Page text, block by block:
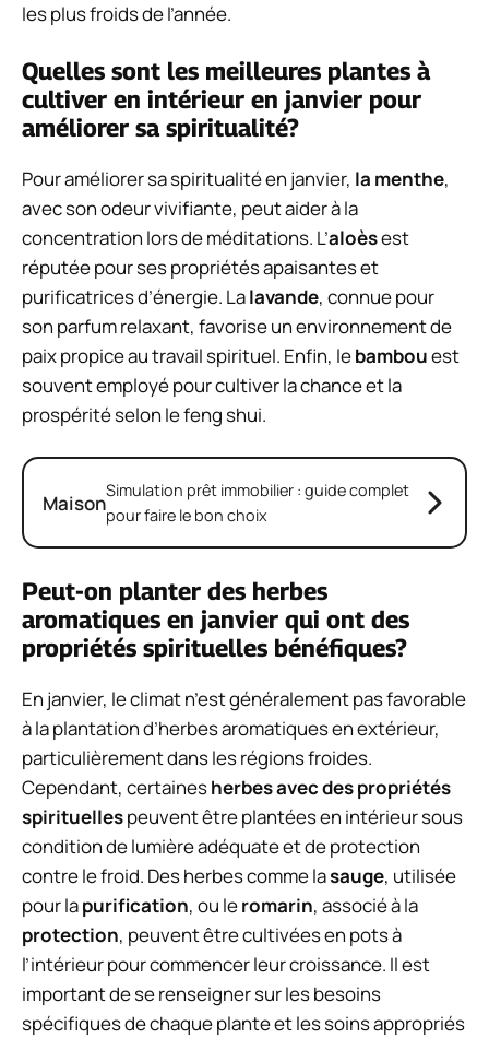
les plus froids de l’année.
Quelles sont les meilleures plantes à
cultiver en intérieur en janvier pour
améliorer sa spiritualité?
Pour améliorer sa spiritualité en janvier, la menthe,
avec son odeur vivifiante, peut aider à la
concentration lors de méditations. L’aloèsest
réputée pour ses propriétés apaisantes et
purificatrices d’énergie. Lalavande, connue pour
son parfum relaxant, favorise un environnement de
paix propice au travail spirituel. Enfin, lebambouest
souvent employé pour cultiver la chance et la
prospérité selon le feng shui.
MaisonSimulation prêt immobilier : guide complet
pour faire le bon choix
Peut-on planter des herbes
aromatiques en janvier qui ont des
propriétés spirituelles bénéfiques?
En janvier, le climat n’est généralement pas favorable
à la plantation d’herbes aromatiques en extérieur,
particulièrement dans les régions froides.
Cependant, certainesherbes avec des propriétés
spirituellespeuvent être plantées en intérieur sous
condition de lumière adéquate et de protection
contre le froid. Des herbes comme lasauge, utilisée
pour lapurification, ou leromarin, associé à la
protection, peuvent être cultivées en pots à
l’intérieur pour commencer leur croissance. Il est
important de se renseigner sur les besoins
spécifiques de chaque plante et les soins appropriés